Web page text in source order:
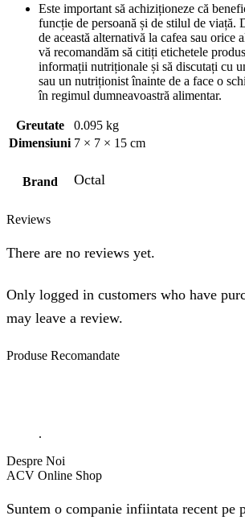
Este important să achiziționeze că
funcție de persoană și de stilul de viață.
de această alternativă la cafea sau orice
vă recomandăm să citiți etichetele
informații nutriționale și să discutați cu
sau un nutriționist înainte de a face o
în regimul dumneavoastră alimentar.
Greutate
0.095 kg
Dimensiuni 7 × 7 × 15 cm
Brand Octal
Reviews
There are no reviews yet.
Only logged in customers who have
may leave a review.
Produse Recomandate
.
Despre Noi
ACV Online Shop
Suntem o companie infiintata recent pe